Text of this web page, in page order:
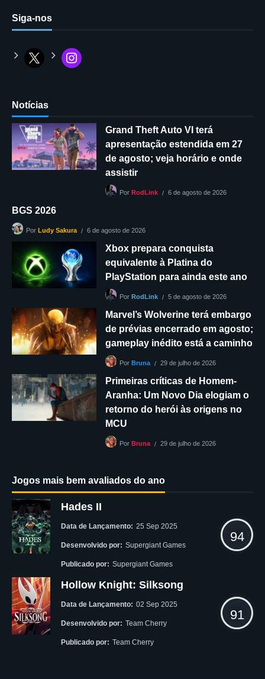
Siga-nos
Notícias
Grand Theft Auto VI terá
apresentação estendida em 27
de agosto; veja horário e onde
assistir
Por RodLink 6 de agosto de 2026
BGS 2026
Por Ludy Sakura 6 de agosto de 2026
Xbox prepara conquista
equivalente à Platina do
PlayStation para ainda este ano
Por RodLink 5 de agosto de 2026
Marvel’s Wolverine terá embargo
de prévias encerrado em agosto;
gameplay inédito está a caminho
Por Bruna 29 de julho de 2026
Primeiras críticas de Homem-
Aranha: Um Novo Dia elogiam o
retorno do herói às origens no
MCU
Por Bruna 29 de julho de 2026
Jogos mais bem avaliados do ano
Hades II
Data de Lançamento: 25 Sep 2025
Desenvolvido por: Supergiant Games
Publicado por: Supergiant Games
94
Hollow Knight: Silksong
Data de Lançamento: 02 Sep 2025
Desenvolvido por: Team Cherry
Publicado por: Team Cherry
91